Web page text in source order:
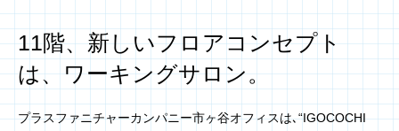
11階、新しいフロアコンセプト
は、ワーキングサロン。
プラスファニチャーカンパニー市ヶ谷オフィスは､“IGOCOCHI